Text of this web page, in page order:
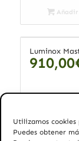
Utilizamos
Puedes obtener
Luminox
910,00
Añadir